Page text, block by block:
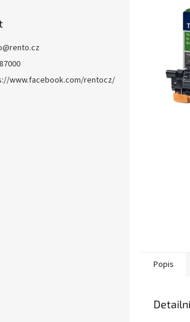
@rento.cz
www.facebook.com/rentocz/
Popis